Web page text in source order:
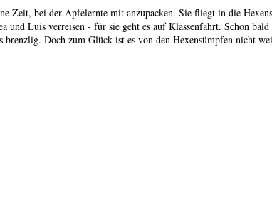
Zeit, bei der Apfelernte mit anzupacken. Sie fliegt in die
und Luis verreisen - für sie geht es auf Klassenfahrt. Schon
Doch zum Glück ist es von den Hexensümpfen nicht